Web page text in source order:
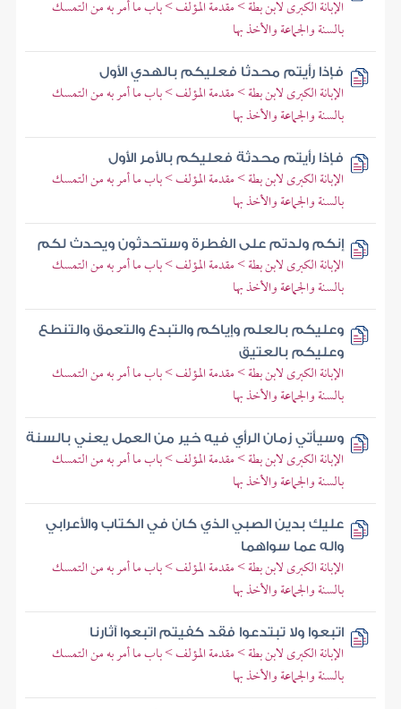
الإبانة الكبرى لابن بطة > مقدمة المؤلف > باب ما أمر به من التمسك
بالسنة والجماعة والأخذ بها
فإذا رأيتم محدثا فعليكم بالهدي الأول
الإبانة الكبرى لابن بطة > مقدمة المؤلف > باب ما أمر به من التمسك
بالسنة والجماعة والأخذ بها
فإذا رأيتم محدثة فعليكم بالأمر الأول
الإبانة الكبرى لابن بطة > مقدمة المؤلف > باب ما أمر به من التمسك
بالسنة والجماعة والأخذ بها
إنكم ولدتم على الفطرة وستحدثون ويحدث لكم
الإبانة الكبرى لابن بطة > مقدمة المؤلف > باب ما أمر به من التمسك
بالسنة والجماعة والأخذ بها
وعليكم بالعلم وإياكم والتبدع والتعمق والتنطع
وعليكم بالعتيق
الإبانة الكبرى لابن بطة > مقدمة المؤلف > باب ما أمر به من التمسك
بالسنة والجماعة والأخذ بها
وسيأتي زمان الرأي فيه خير من العمل يعني بالسنة
الإبانة الكبرى لابن بطة > مقدمة المؤلف > باب ما أمر به من التمسك
بالسنة والجماعة والأخذ بها
عليك بدين الصبي الذي كان في الكتاب والأعرابي
واله عما سواهما
الإبانة الكبرى لابن بطة > مقدمة المؤلف > باب ما أمر به من التمسك
بالسنة والجماعة والأخذ بها
اتبعوا ولا تبتدعوا فقد كفيتم اتبعوا آثارنا
الإبانة الكبرى لابن بطة > مقدمة المؤلف > باب ما أمر به من التمسك
بالسنة والجماعة والأخذ بها